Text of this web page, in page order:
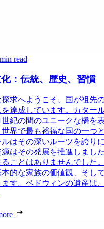
read
：伝統、歴史、習慣
探求へようこそ、国が祖先
達成しています。カター
世紀の間のユニークな橋を
界で最も裕福な国の一つ
ルはその深いルーツを誇り
はその発展を推進しまし
ことはありませんでした
的な家族の価値観、そし
ます。ベドウィンの遺産は